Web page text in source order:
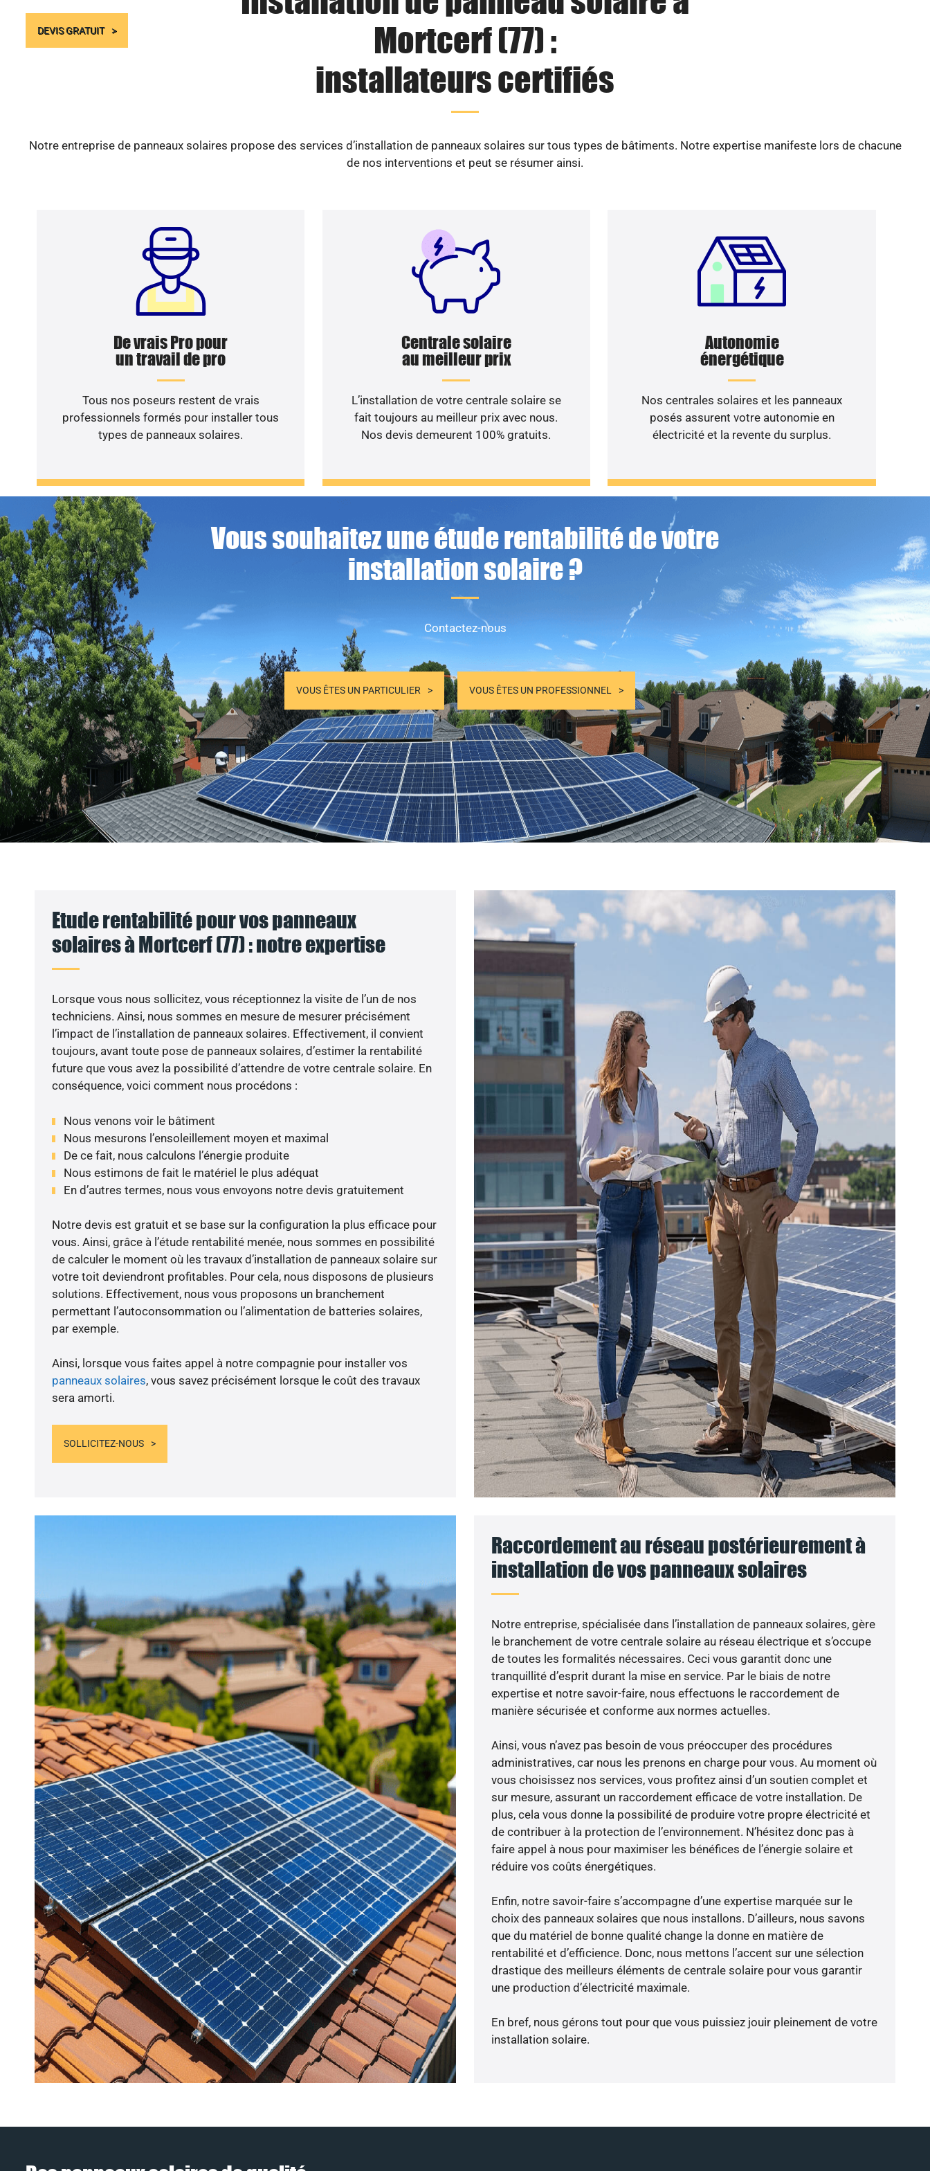
DEVIS GRATUIT
Mortcerf (77) :
installateurs certifiés
Notre entreprise de panneaux solaires propose des services d’installation de panneaux solaires sur tous types de bâtiments. Notre expertise manifeste lors de chacune
de nos interventions et peut se résumer ainsi.
De vrais Pro pour
un travail de pro
Tous nos poseurs restent de vrais
professionnels formés pour installer tous
types de panneaux solaires.
Centrale solaire
au meilleur prix
L’installation de votre centrale solaire se
fait toujours au meilleur prix avec nous.
Nos devis demeurent 100% gratuits.
Autonomie
énergétique
Nos centrales solaires et les panneaux
posés assurent votre autonomie en
électricité et la revente du surplus.
Vous souhaitez une étude rentabilité de votre
installation solaire ?
Contactez-nous
VOUS ÊTES UN PARTICULIER VOUS ÊTES UN PROFESSIONNEL
Etude rentabilité pour vos panneaux
solaires à Mortcerf (77) : notre expertise
Lorsque vous nous sollicitez, vous réceptionnez la visite de l’un de nos
techniciens. Ainsi, nous sommes en mesure de mesurer précisément
l’impact de l’installation de panneaux solaires. Effectivement, il convient
toujours, avant toute pose de panneaux solaires, d’estimer la rentabilité
future que vous avez la possibilité d’attendre de votre centrale solaire. En
conséquence, voici comment nous procédons :
Nous venons voir le bâtiment
Nous mesurons l’ensoleillement moyen et maximal
De ce fait, nous calculons l’énergie produite
Nous estimons de fait le matériel le plus adéquat
En d’autres termes, nous vous envoyons notre devis gratuitement
Notre devis est gratuit et se base sur la configuration la plus efficace pour
vous. Ainsi, grâce à l’étude rentabilité menée, nous sommes en possibilité
de calculer le moment où les travaux d’installation de panneaux solaire sur
votre toit deviendront profitables. Pour cela, nous disposons de plusieurs
solutions. Effectivement, nous vous proposons un branchement
permettant l’autoconsommation ou l’alimentation de batteries solaires,
par exemple.
Ainsi, lorsque vous faites appel à notre compagnie pour installer vos
panneaux solaires, vous savez précisément lorsque le coût des travaux
sera amorti.
SOLLICITEZ-NOUS
Raccordement au réseau postérieurement à
installation de vos panneaux solaires
Notre entreprise, spécialisée dans l’installation de panneaux solaires, gère
le branchement de votre centrale solaire au réseau électrique et s’occupe
de toutes les formalités nécessaires. Ceci vous garantit donc une
tranquillité d’esprit durant la mise en service. Par le biais de notre
expertise et notre savoir-faire, nous effectuons le raccordement de
manière sécurisée et conforme aux normes actuelles.
Ainsi, vous n’avez pas besoin de vous préoccuper des procédures
administratives, car nous les prenons en charge pour vous. Au moment où
vous choisissez nos services, vous profitez ainsi d’un soutien complet et
sur mesure, assurant un raccordement efficace de votre installation. De
plus, cela vous donne la possibilité de produire votre propre électricité et
de contribuer à la protection de l’environnement. N’hésitez donc pas à
faire appel à nous pour maximiser les bénéfices de l’énergie solaire et
réduire vos coûts énergétiques.
Enfin, notre savoir-faire s’accompagne d’une expertise marquée sur le
choix des panneaux solaires que nous installons. D’ailleurs, nous savons
que du matériel de bonne qualité change la donne en matière de
rentabilité et d’efficience. Donc, nous mettons l’accent sur une sélection
drastique des meilleurs éléments de centrale solaire pour vous garantir
une production d’électricité maximale.
En bref, nous gérons tout pour que vous puissiez jouir pleinement de votre
installation solaire.